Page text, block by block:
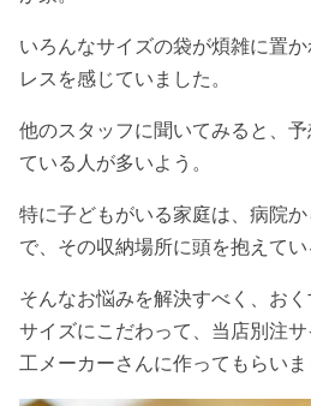
いろんなサイズの袋が煩雑に置
レスを感じていました。
他のスタッフに聞いてみると、
ている人が多いよう。
特に子どもがいる家庭は、病院
で、その収納場所に頭を抱えてい
そんなお悩みを解決すべく、お
サイズにこだわって、当店別注
工メーカーさんに作ってもらいま